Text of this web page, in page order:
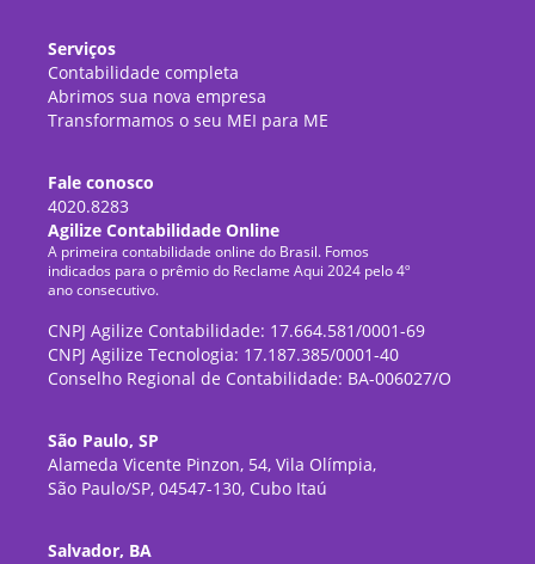
Serviços
Contabilidade completa
Abrimos sua nova empresa
Transformamos o seu MEI para ME
Fale conosco
4020.8283
Agilize Contabilidade Online
A primeira contabilidade online do Brasil. Fomos
indicados para o prêmio do Reclame Aqui 2024 pelo 4º
ano consecutivo.
CNPJ Agilize Contabilidade: 17.664.581/0001-69
CNPJ Agilize Tecnologia: 17.187.385/0001-40
Conselho Regional de Contabilidade: BA-006027/O
São Paulo, SP
Alameda Vicente Pinzon, 54, Vila Olímpia,
São Paulo/SP, 04547-130, Cubo Itaú
Salvador, BA